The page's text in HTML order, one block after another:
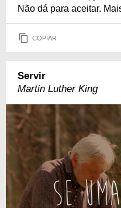
Não dá para aceitar.
COPIAR
Servir
Martin Luther King